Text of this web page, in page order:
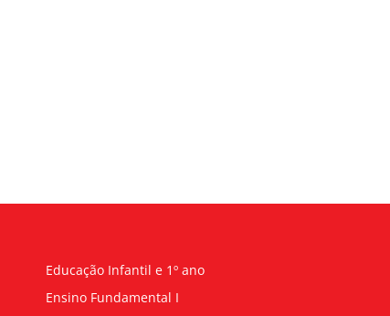
Educação Infantil e 1º ano
Ensino Fundamental I